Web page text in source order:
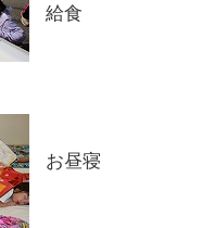
給食
お昼寝